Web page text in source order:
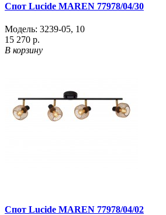
Спот Lucide MAREN 77978/04/30
Модель: 3239-05, 10
15 270 р.
В корзину
Спот Lucide MAREN 77978/04/02